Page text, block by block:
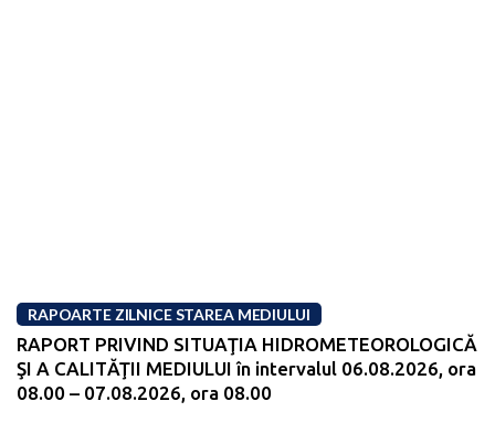
RAPOARTE ZILNICE STAREA MEDIULUI
RAPORT PRIVIND SITUAŢIA HIDROMETEOROLOGICĂ
ŞI A CALITĂŢII MEDIULUI în intervalul 06.08.2026, ora
08.00 – 07.08.2026, ora 08.00